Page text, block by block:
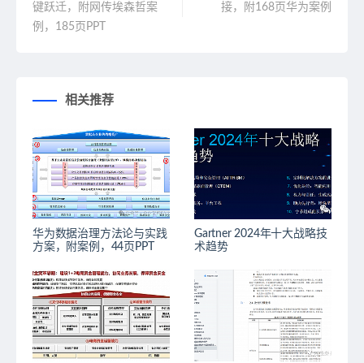
键跃迁，附网传埃森哲案
例，185页PPT
接，附168页华为案例
相关推荐
华为数据治理方法论与实践
方案，附案例，44页PPT
Gartner 2024年十大战略技
术趋势